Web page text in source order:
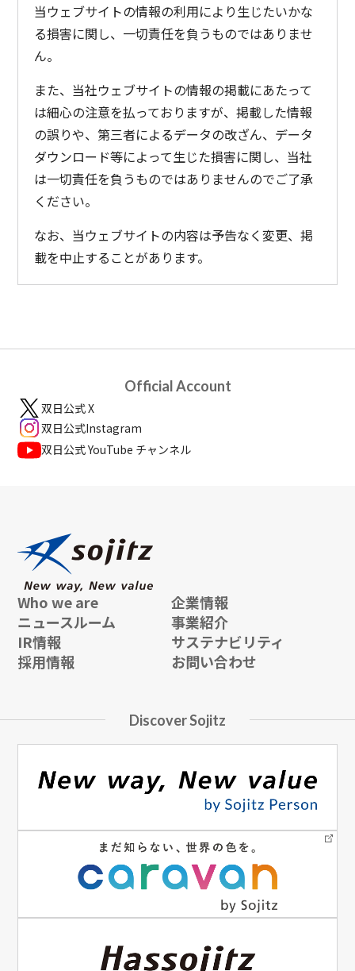
当ウェブサイトの情報の利用により生じたいかな
る損害に関し、一切責任を負うものではありませ
ん。
また、当社ウェブサイトの情報の掲載にあたって
は細心の注意を払っておりますが、掲載した情報
の誤りや、第三者によるデータの改ざん、データ
ダウンロード等によって生じた損害に関し、当社
は一切責任を負うものではありませんのでご了承
ください。
なお、当ウェブサイトの内容は予告なく変更、掲
載を中止することがあります。
Official Account
双日公式 X
双日公式Instagram
双日公式 YouTube チャンネル
Who we are
企業情報
ニュースルーム
事業紹介
IR情報
サステナビリティ
採用情報
お問い合わせ
Discover Sojitz